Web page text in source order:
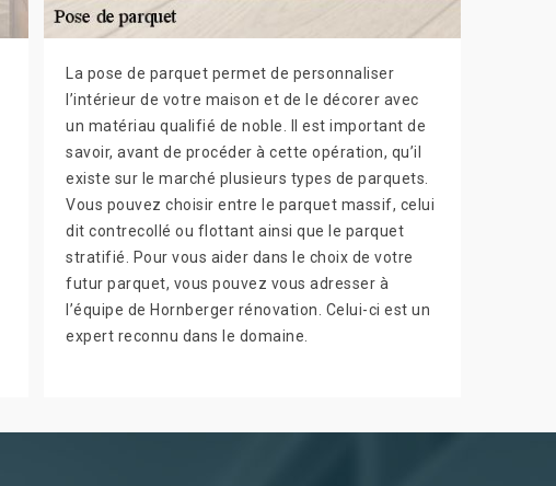
La pose de parquet permet de personnaliser
l’intérieur de votre maison et de le décorer avec
un matériau qualifié de noble. Il est important de
savoir, avant de procéder à cette opération, qu’il
existe sur le marché plusieurs types de parquets.
Vous pouvez choisir entre le parquet massif, celui
dit contrecollé ou flottant ainsi que le parquet
stratifié. Pour vous aider dans le choix de votre
futur parquet, vous pouvez vous adresser à
l’équipe de Hornberger rénovation. Celui-ci est un
expert reconnu dans le domaine.